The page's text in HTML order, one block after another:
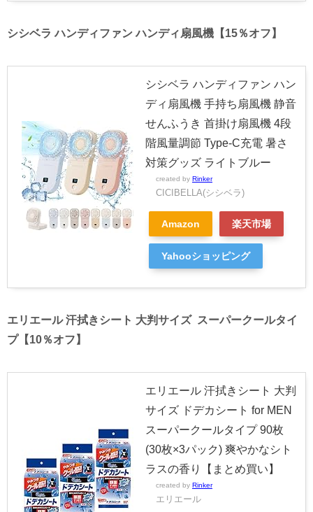
シシベラ ハンディファン ハンディ扇風機【15％オフ】
シシベラ ハンディファン ハン
ディ扇風機 手持ち扇風機 静音
せんふうき 首掛け扇風機 4段
階風量調節 Type-C充電 暑さ
対策グッズ ライトブルー
created by Rinker
CICIBELLA(シシベラ)
Amazon 楽天市場
Yahooショッピング
エリエール 汗拭きシート 大判サイズ スーパークールタイ
プ【10％オフ】
エリエール 汗拭きシート 大判
サイズ ドデカシート for MEN
スーパークールタイプ 90枚
(30枚×3パック) 爽やかなシト
ラスの香り【まとめ買い】
created by Rinker
エリエール